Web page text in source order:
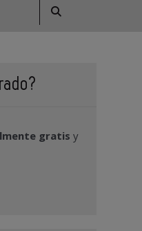
gratis y